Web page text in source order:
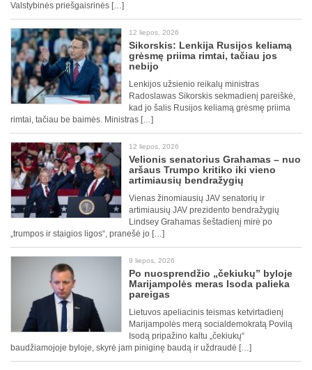
Valstybinės priešgaisrinės […]
12 liepos, 2026
Sikorskis: Lenkija Rusijos keliamą
grėsmę priima rimtai, tačiau jos
nebijo
Lenkijos užsienio reikalų ministras
Radoslawas Sikorskis sekmadienį pareiškė,
kad jo šalis Rusijos keliamą grėsmę priima
rimtai, tačiau be baimės. Ministras […]
12 liepos, 2026
Velionis senatorius Grahamas – nuo
aršaus Trumpo kritiko iki vieno
artimiausių bendražygių
Vienas žinomiausių JAV senatorių ir
artimiausių JAV prezidento bendražygių
Lindsey Grahamas šeštadienį mirė po
„trumpos ir staigios ligos“, pranešė jo […]
9 liepos, 2026
Po nuosprendžio „čekiukų” byloje
Marijampolės meras Isoda palieka
pareigas
Lietuvos apeliacinis teismas ketvirtadienį
Marijampolės merą socialdemokratą Povilą
Isodą pripažino kaltu „čekiukų“
baudžiamojoje byloje, skyrė jam piniginę baudą ir uždraudė […]